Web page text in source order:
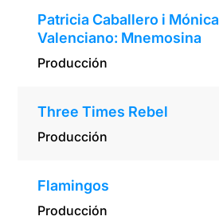
Patricia Caballero i Mónica
Valenciano: Mnemosina
Producción
Three Times Rebel
Producción
Flamingos
Producción